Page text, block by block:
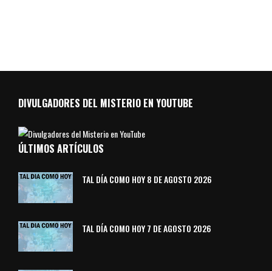
DIVULGADORES DEL MISTERIO EN YOUTUBE
ÚLTIMOS ARTÍCULOS
TAL DÍA COMO HOY 8 DE AGOSTO 2026
TAL DÍA COMO HOY 7 DE AGOSTO 2026